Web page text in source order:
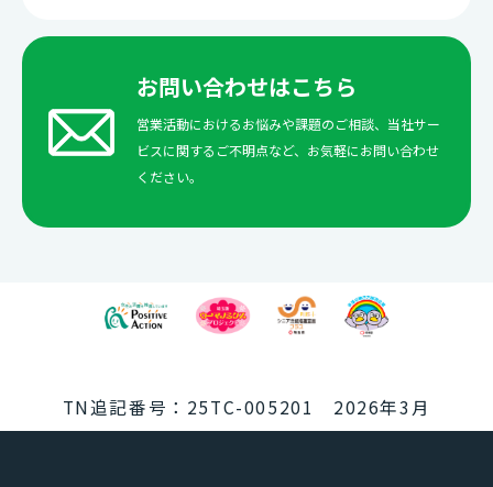
お問い合わせはこちら
営業活動におけるお悩みや課題のご相談、当社サー
ビスに関するご不明点など、お気軽にお問い合わせ
ください。
TN追記番号：25TC-005201 2026年3月